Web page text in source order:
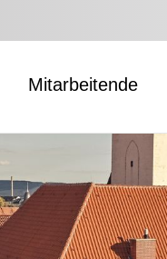
Mitarbeitende